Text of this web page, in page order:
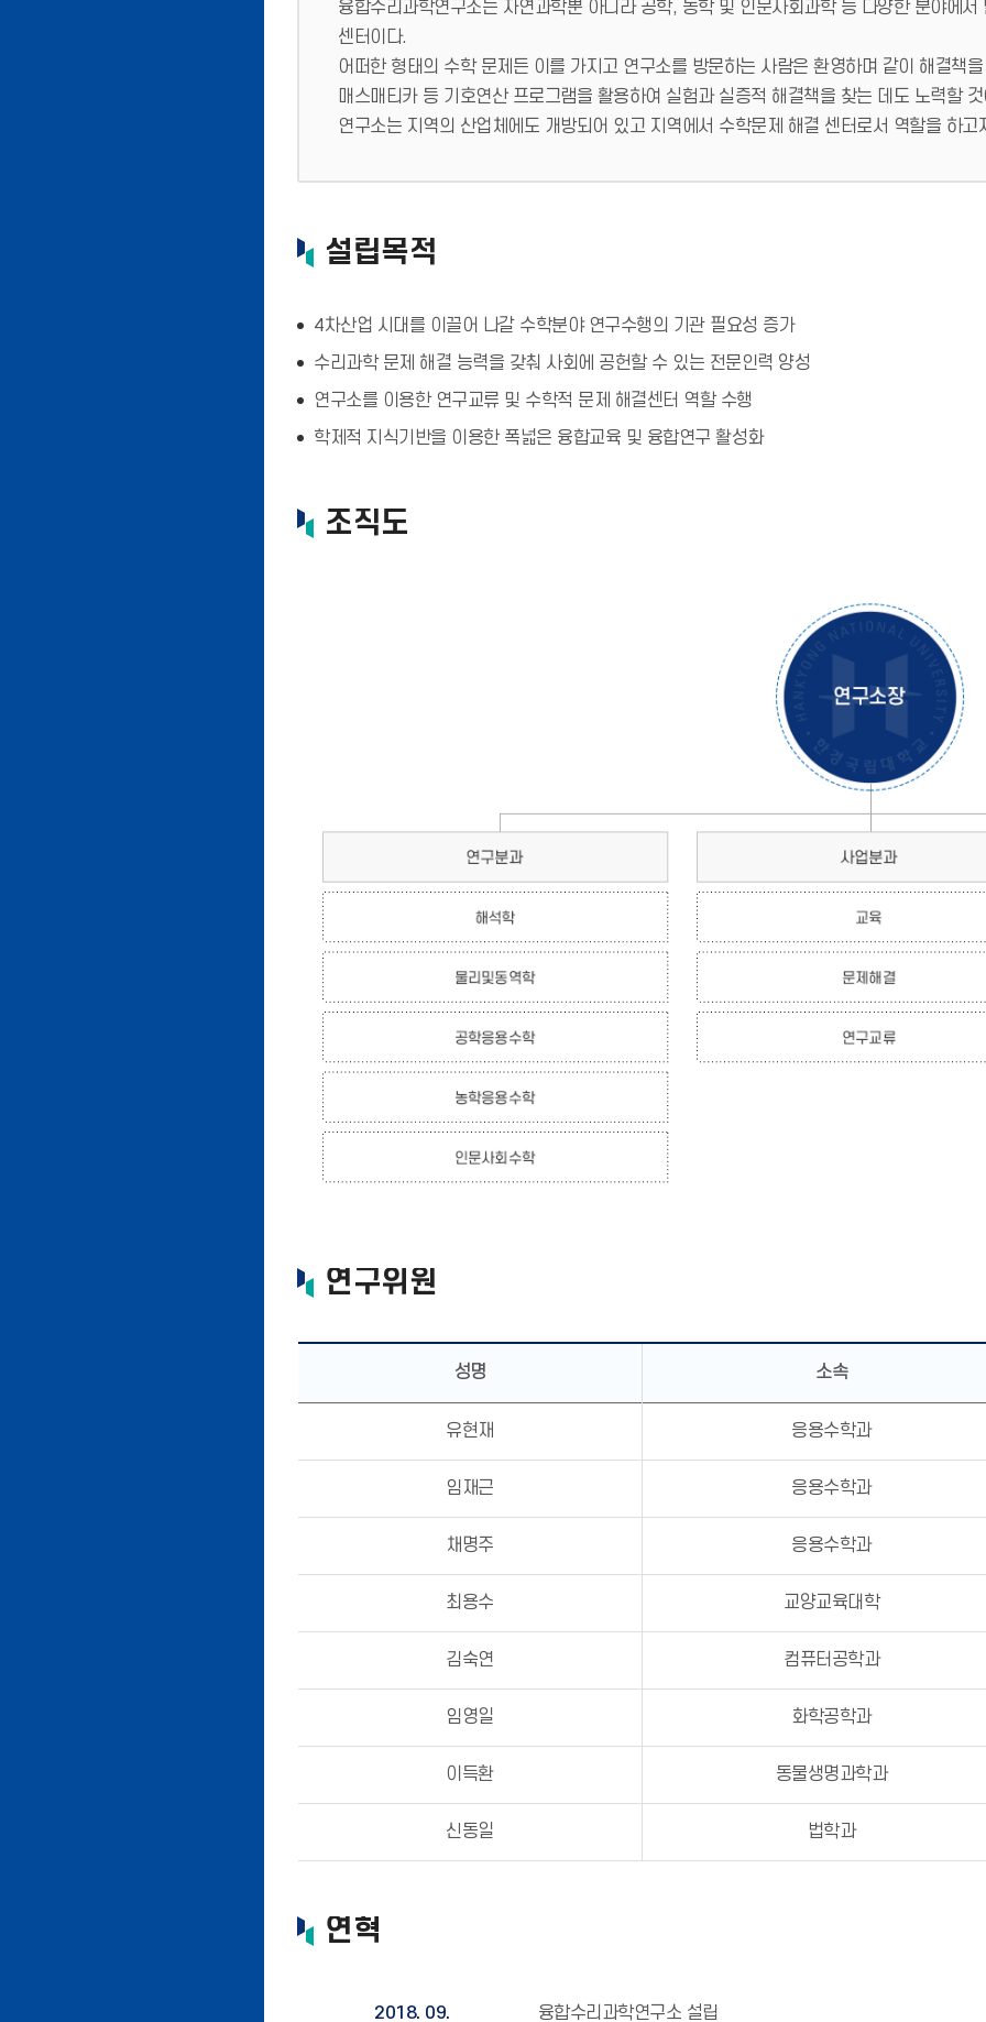
융합수리과학연구소는 자연과학뿐 아니라 공학, 농학 및 인문사회과학 등 다양한 분야에
센터이다.
어떠한 형태의 수학 문제든 이를 가지고 연구소를 방문하는 사람은 환영하며 같이 해결책
매스매티카 등 기호연산 프로그램을 활용하여 실험과 실증적 해결책을 찾는 데도 노력할 것
연구소는 지역의 산업체에도 개방되어 있고 지역에서 수학문제 해결 센터로서 역할을 하고
설립목적
4차산업 시대를 이끌어 나갈 수학분야 연구수행의 기관 필요성 증가
수리과학 문제 해결 능력을 갖춰 사회에 공헌할 수 있는 전문인력 양성
연구소를 이용한 연구교류 및 수학적 문제 해결센터 역할 수행
학제적 지식기반을 이용한 폭넓은 융합교육 및 융합연구 활성화
조직도
연구위원
성명 소속
유현재 응용수학과
임재근 응용수학과
채명주 응용수학과
최용수 교양교육대학
김숙연 컴퓨터공학과
임영일 화학공학과
이득환 동물생명과학과
신동일 법학과
연혁
2018. 09. 융합수리과학연구소 설립